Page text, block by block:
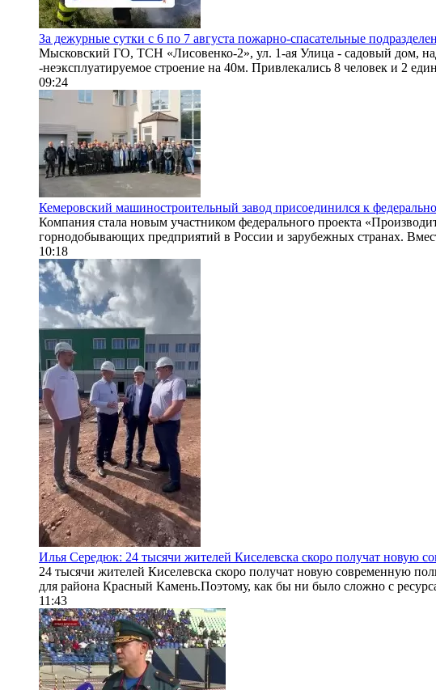
За дежурные сутки с 6 по 7 августа пожарно-спасательные
Мысковский ГО, ТСН «Лисовенко-2», ул. 1-ая Улица - садовый дом,
-неэксплуатируемое строение на 40м. Привлекались 8 человек и 2
09:24
Кемеровский машиностроительный завод присоединился к
Компания стала новым участником федерального проекта
горнодобывающих предприятий в России и зарубежных странах.
10:18
Илья Середюк: 24 тысячи жителей Киселевска скоро получат новую
24 тысячи жителей Киселевска скоро получат новую современную
для района Красный Камень.Поэтому, как бы ни было сложно с
11:43